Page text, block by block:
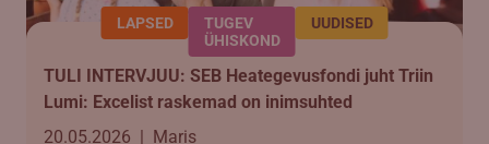
LAPSED
TUGEV
ÜHISKOND
UUDISED
TULI INTERVJUU: SEB Heategevusfondi juht Triin
Lumi: Excelist raskemad on inimsuhted
20.05.2026
Maris